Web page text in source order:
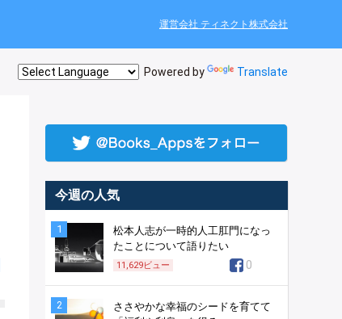
運営会社 ティネクト株式会社
Powered by Translate
今週の人気
1
松本人志が一時的人工肛門になっ
たことについて語りたい
11,629ビュー 0
2
ささやかな幸福のシードを育てて